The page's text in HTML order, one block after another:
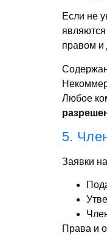
Если не
являются
правом и
Любое
5.
Заявки
Права и